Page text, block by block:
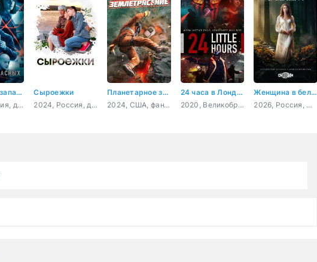
Скамейка запасных
2025, Россия, детектив
Сыроежки
2024, Россия, драма
Планетарное землетрясение
2024, США, фантастика, приключения
24 часа в Лондоне
2020, Великобритания, боевик, триллер, драма, криминал
Женщина в белом
2026, Россия, мелодрама, детектив